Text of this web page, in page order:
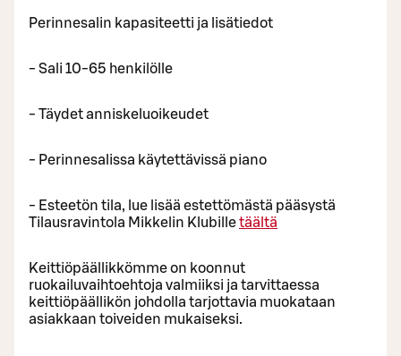
Perinnesalin kapasiteetti ja lisätiedot
- Sali 10-65 henkilölle
- Täydet anniskeluoikeudet
- Perinnesalissa käytettävissä piano
- Esteetön tila, lue lisää estettömästä pääsystä
Tilausravintola Mikkelin Klubilletäältä
Keittiöpäällikkömme on koonnut
ruokailuvaihtoehtoja valmiiksi ja tarvittaessa
keittiöpäällikön johdolla tarjottavia muokataan
asiakkaan toiveiden mukaiseksi.